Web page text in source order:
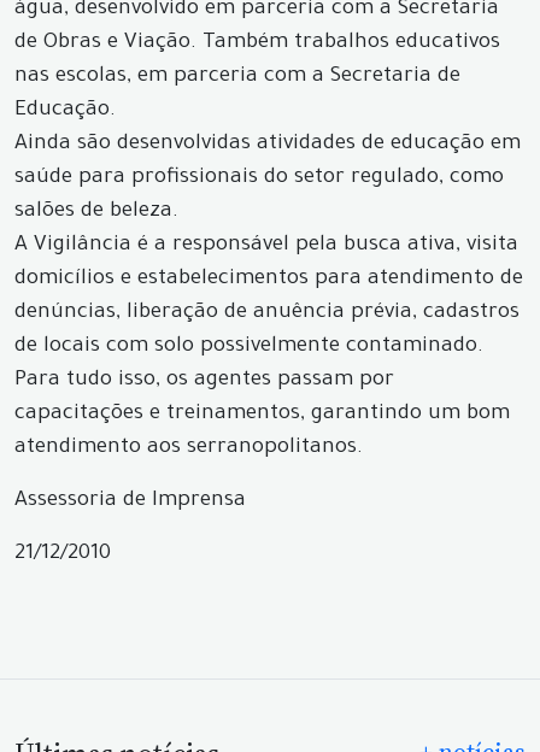
água, desenvolvido em parceria com a Secretaria
de Obras e Viação. Também trabalhos educativos
nas escolas, em parceria com a Secretaria de
Educação.
Ainda são desenvolvidas atividades de educação em
saúde para profissionais do setor regulado, como
salões de beleza.
A Vigilância é a responsável pela busca ativa, visita
domicílios e estabelecimentos para atendimento de
denúncias, liberação de anuência prévia, cadastros
de locais com solo possivelmente contaminado.
Para tudo isso, os agentes passam por
capacitações e treinamentos, garantindo um bom
atendimento aos serranopolitanos.
Assessoria de Imprensa
21/12/2010